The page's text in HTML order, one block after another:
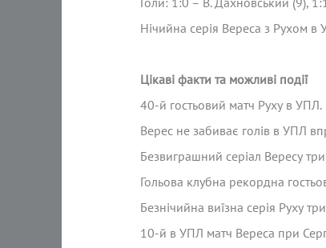
Нічийна серія Вереса з Рухом в
Цікаві факти та можливі події
40-й гостьовий матч Руху в УПЛ.
Верес не забиває голів в УПЛ
Безвиграшний серіал Вересу
Гольова клубна рекордна
Безнічийна виїзна серія Руху
10-й в УПЛ матч Вереса при